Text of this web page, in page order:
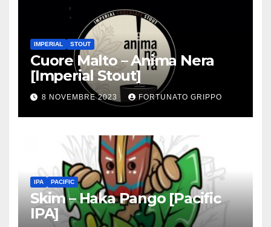
IMPERIAL STOUT
Cuore Malto – Anima Nera
[Imperial Stout]
8 NOVEMBRE 2023 FORTUNATO GRIPPO
IPA PACIFIC
Skim – Haka Pango [Pacific
IPA]